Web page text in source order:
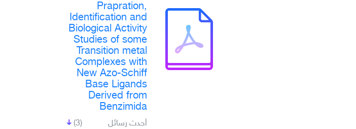
Prapration,
Identification and
Biological Activity
Studies of some
Transition metal
Complexes with
New Azo-Schiff
Base Ligands
Derived from
Benzimida
(3)
أحدث رسائل